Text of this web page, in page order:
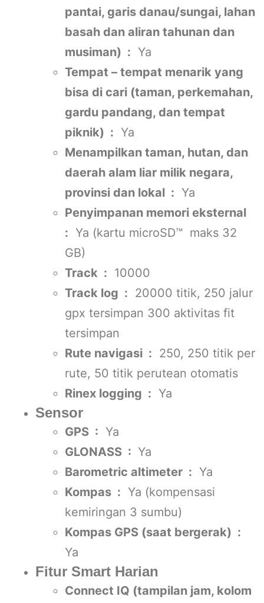
pantai, garis danau/sungai, lahan
basah dan aliran tahunan dan
musiman) : Ya
Tempat – tempat menarik yang
bisa di cari (taman, perkemahan,
gardu pandang, dan tempat
piknik) : Ya
Menampilkan taman, hutan, dan
daerah alam liar milik negara,
provinsi dan lokal : Ya
Penyimpanan memori eksternal
: Ya (kartu microSD™ maks 32
GB)
Track : 10000
Track log : 20000 titik, 250 jalur
gpx tersimpan 300 aktivitas fit
tersimpan
Rute navigasi : 250, 250 titik per
rute, 50 titik perutean otomatis
Rinex logging : Ya
Sensor
GPS : Ya
GLONASS : Ya
Barometric altimeter : Ya
Kompas : Ya (kompensasi
kemiringan 3 sumbu)
Kompas GPS (saat bergerak) :
Ya
Fitur Smart Harian
Connect IQ (tampilan jam, kolom